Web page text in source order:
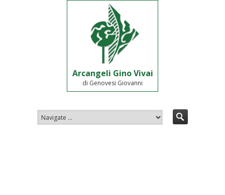
Arcangeli Gino Vivai
di Genovesi Giovanni